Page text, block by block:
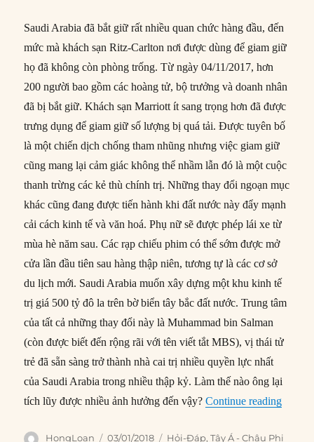
Saudi Arabia đã bắt giữ rất nhiều quan chức hàng đầu, đến
mức mà khách sạn Ritz-Carlton nơi được dùng để giam giữ
họ đã không còn phòng trống. Từ ngày 04/11/2017, hơn
200 người bao gồm các hoàng tử, bộ trưởng và doanh nhân
đã bị bắt giữ. Khách sạn Marriott ít sang trọng hơn đã được
trưng dụng để giam giữ số lượng bị quá tải. Được tuyên bố
là một chiến dịch chống tham nhũng nhưng việc giam giữ
cũng mang lại cảm giác không thể nhầm lẫn đó là một cuộc
thanh trừng các kẻ thù chính trị. Những thay đổi ngoạn mục
khác cũng đang được tiến hành khi đất nước này đẩy mạnh
cải cách kinh tế và văn hoá. Phụ nữ sẽ được phép lái xe từ
mùa hè năm sau. Các rạp chiếu phim có thể sớm được mở
cửa lần đầu tiên sau hàng thập niên, tương tự là các cơ sở
du lịch mới. Saudi Arabia muốn xây dựng một khu kinh tế
trị giá 500 tỷ đô la trên bờ biển tây bắc đất nước. Trung tâm
của tất cả những thay đổi này là Muhammad bin Salman
(còn được biết đến rộng rãi với tên viết tắt MBS), vị thái tử
trẻ đã sẵn sàng trở thành nhà cai trị nhiều quyền lực nhất
của Saudi Arabia trong nhiều thập kỷ. Làm thế nào ông lại
tích lũy được nhiều ảnh hưởng đến vậy?Continue reading
Author
HongLoan Posted
03/01/2018 Categories
Hỏi-Đáp,Tây Á - Châu Phi